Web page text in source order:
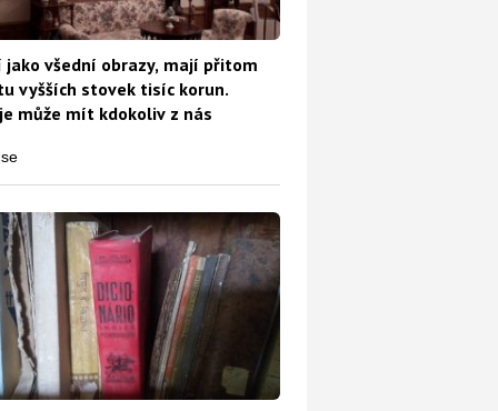
jako všední obrazy, mají přitom
vyšších stovek tisíc korun.
může mít kdokoliv z nás